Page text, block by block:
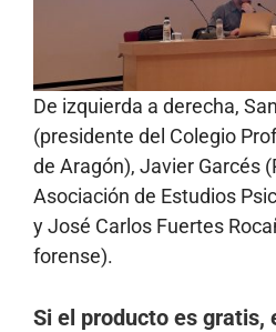
De izquierda a derecha,
(presidente del Colegio
de Aragón), Javier Garcés
Asociación de Estudios
y José Carlos Fuertes
forense).
Si el producto es gratis,